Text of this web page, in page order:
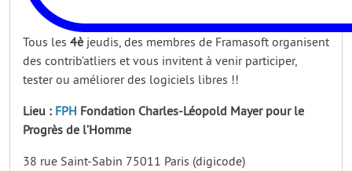
Tous les 4è jeudis, des membres de Framasoft organisent
des contrib’atliers et vous invitent à venir participer,
tester ou améliorer des logiciels libres !!
Lieu : FPH Fondation Charles-Léopold Mayer pour le
Progrès de l’Homme
38 rue Saint-Sabin 75011 Paris (digicode)